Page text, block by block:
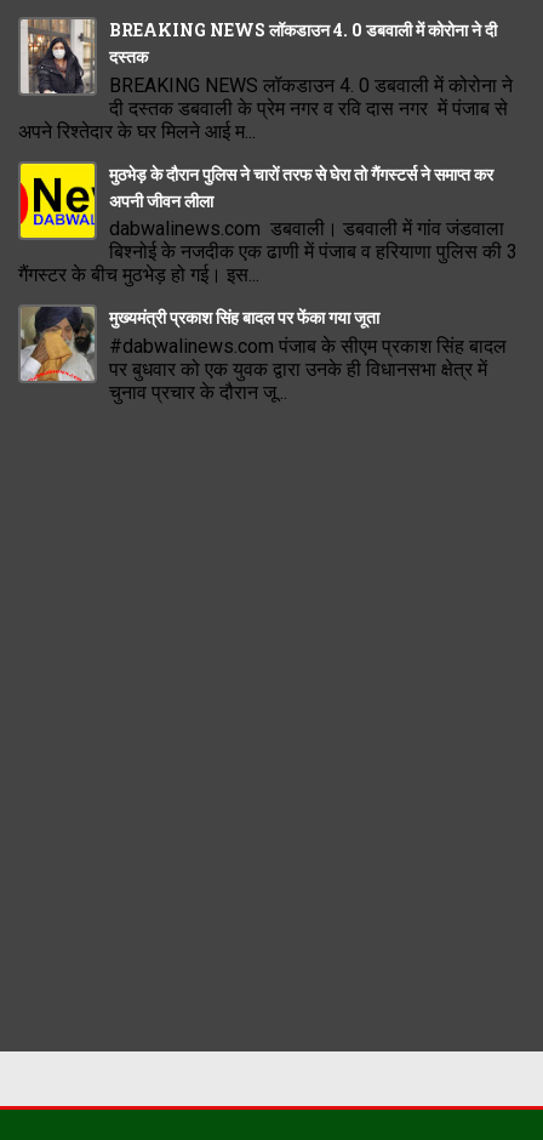
BREAKING NEWS लॉकडाउन 4. 0 डबवाली में कोरोना ने दी
दस्तक
BREAKING NEWS लॉकडाउन 4. 0 डबवाली में कोरोना ने
दी दस्तक डबवाली के प्रेम नगर व रवि दास नगर में पंजाब से
अपने रिश्तेदार के घर मिलने आई म...
मुठभेड़ के दौरान पुलिस ने चारों तरफ से घेरा तो गैंगस्टर्स ने समाप्त कर
अपनी जीवन लीला
dabwalinews.com डबवाली। डबवाली में गांव जंडवाला
बिश्नोई के नजदीक एक ढाणी में पंजाब व हरियाणा पुलिस की 3
गैंगस्टर के बीच मुठभेड़ हो गई। इस...
मुख्यमंत्री प्रकाश सिंह बादल पर फेंका गया जूता
#dabwalinews.com पंजाब के सीएम प्रकाश सिंह बादल
पर बुधवार को एक युवक द्वारा उनके ही विधानसभा क्षेत्र में
चुनाव प्रचार के दौरान जू...